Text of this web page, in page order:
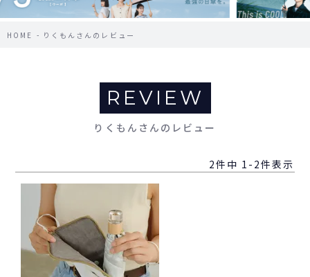
HOME りくもんさんのレビュー
REVIEW
りくもんさんのレビュー
2件中 1 - 2件表示